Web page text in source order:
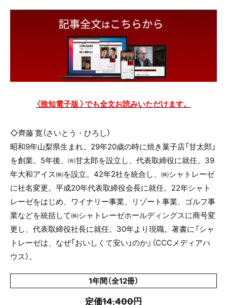
〈致知電子版 〉でも全文お読みいただけます。
◇齊藤 寛（さいとう・ひろし）
昭和9年山梨県生まれ。29年20歳の時に焼き菓子店「甘太郎」
を創業。5年後、㈲甘太郎を設立し、代表取締役に就任。39
年大和アイス㈱を設立。42年2社を統合し、㈱シャトレーゼ
に社名変更。平成20年代表取締役会長に就任。22年シャト
レーゼをはじめ、ワイナリー事業、リゾート事業、ゴルフ事
業などを統括して㈱シャトレーゼホールディングスに商号変
更し、代表取締役社長に就任。30年より現職。著書に『シャ
トレーゼは、なぜ「おいしくて安い」のか』（CCCメディアハ
ウス）。
1年間（全12冊）
定価14,400円